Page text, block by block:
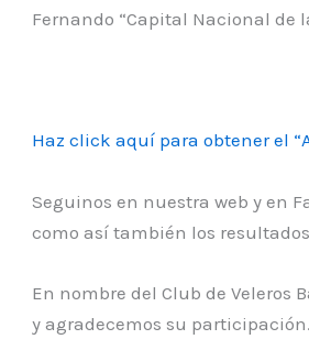
Fernando “Capital Nacional de
Haz click aquí para obtener el
Seguinos en nuestra web y en
como así también los
En nombre del Club de Veleros
y agradecemos su participación.